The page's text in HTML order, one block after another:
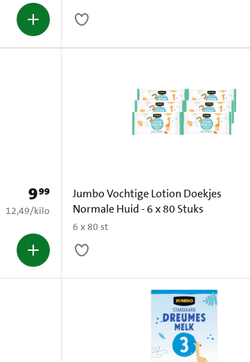
Prijs: € 9,99
999
€ 12,49 per kilo
12,49/kilo
Jumbo Vochtige Lotion Doekjes
Normale Huid - 6 x 80 Stuks
6 x 80 st